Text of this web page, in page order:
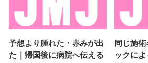
予想より腫れた・赤みが出
た｜帰国後に病院へ伝える
同じ施
ックに